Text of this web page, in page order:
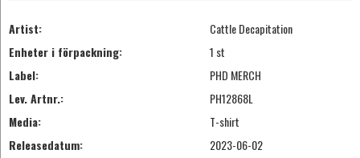
Artist:
Cattle Decapitation
Enheter i förpackning:
1 st
Label:
PHD MERCH
Lev. Artnr.:
PH12868L
Media:
T-shirt
Releasedatum:
2023-06-02